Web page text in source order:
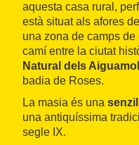
aquesta casa rural,
està situat als afores
una zona de camps
camí entre la ciutat
Natural dels
badia de Roses.
La masia és una
una antiquíssima
segle IX.